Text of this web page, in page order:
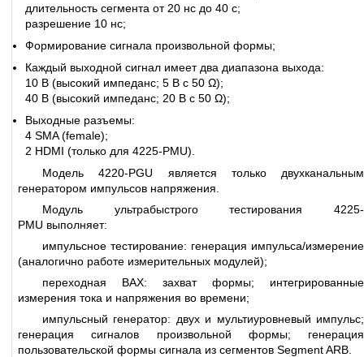
длительность сегмента от 20 нс до 40 с;
разрешение 10 нс;
Формирование сигнала произвольной формы;
Каждый выходной сигнал имеет два диапазона выхода:
10 В (высокий импеданс; 5 В с 50 Ω);
40 В (высокий импеданс; 20 В с 50 Ω);
Выходные разъемы:
4 SMA (female);
2 HDMI (только для 4225-PMU).
Модель 4220-PGU является только двухканальным
генератором импульсов напряжения.
Модуль ультрабыстрого тестирования 4225-
PMU выполняет:
импульсное тестирование: генерация импульса/измерение
(аналогично работе измерительных модулей);
переходная ВАХ: захват формы; интегрированные
измерения тока и напряжения во времени;
импульсный генератор: двух и мультиуровневый импульс;
генерация сигналов произвольной формы; генерация
пользовательской формы сигнала из сегментов Segment ARB.